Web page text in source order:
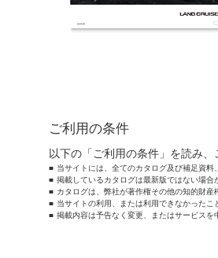
ご利用の条件
以下の「ご利用の条件」を読み、
当サイトには、全てのカタログ及び補足資料
掲載しているカタログは最新版ではない場合
カタログは、弊社が著作権その他の知的財
当サイトの利用、または利用できなかったこ
掲載内容は予告なく変更、またはサービスを